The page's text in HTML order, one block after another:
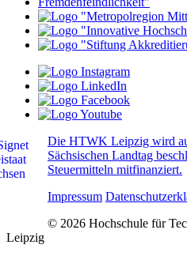
Die HTWK Leipzig wird
Sächsischen Landtag
Steuermitteln mitfinanziert.
Impressum
© 2026 Hochschule für
Leipzig